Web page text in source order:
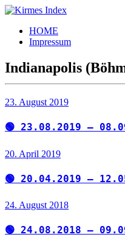
Zum
springen
Kirmes
Index
Tourpläne
der
letzten
Jahre
HOME
Impressum
Indianapolis
23. August 2019
🟢 23.08.2019 –
20. April 2019
🟢 20.04.2019 –
24. August 2018
🟢 24.08.2018 –